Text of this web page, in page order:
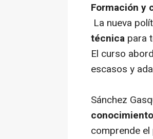
Formación y
La nueva
técnica para
El curso
escasos y
Sánchez
comprende